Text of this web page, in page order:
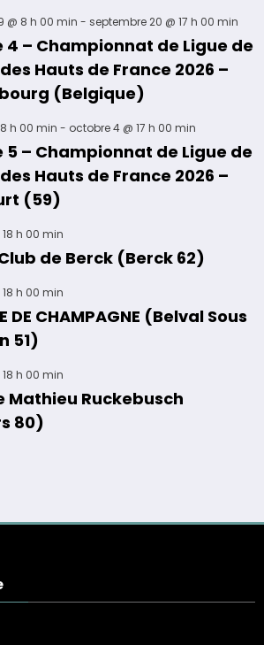
@ 8 h 00 min - septembre 20 @ 17 h 00 min
4 – Championnat de Ligue de
Hauts de France 2026 –
(Belgique)
h 00 min - octobre 4 @ 17 h 00 min
5 – Championnat de Ligue de
Hauts de France 2026 –
(59)
18 h 00 min
de Berck (Berck 62)
18 h 00 min
DE CHAMPAGNE (Belval Sous
51)
18 h 00 min
Mathieu Ruckebusch
80)